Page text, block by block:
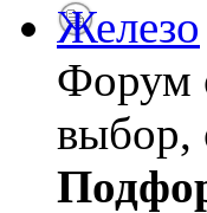
Железо
Форум
выбор,